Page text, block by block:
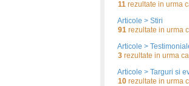
11 rezultate in urma
Articole > Stiri
91 rezultate in urma
Articole >
3 rezultate in urma
Articole > Targuri si
10 rezultate in urma